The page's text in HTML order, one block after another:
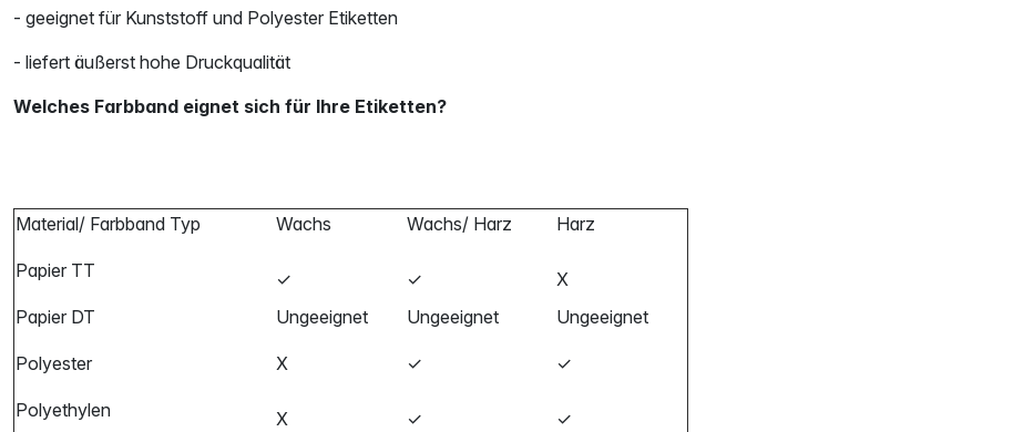
- geeignet für Kunststoff und Polyester Etiketten
- liefert äußerst hohe Druckqualität
Welches Farbband eignet sich für Ihre Etiketten?
Material/ Farbband Typ Wachs Wachs/ Harz Harz
Papier TT ✓ ✓
X
Papier DT
Ungeeignet Ungeeignet Ungeeignet
Polyester X ✓ ✓
Polyethylen X ✓
✓